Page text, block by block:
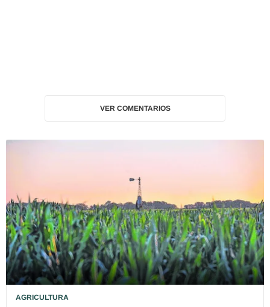
VER COMENTARIOS
AGRICULTURA